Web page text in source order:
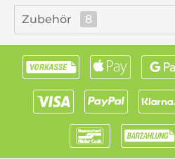
Zubehör 8